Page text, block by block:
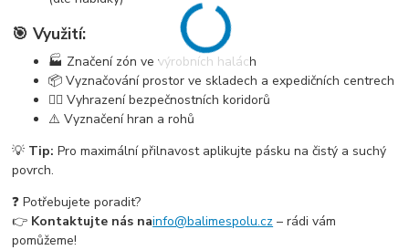
🎯 Využití:
🏭 Značení zón ve výrobních halách
📦 Vyznačování prostor ve skladech a expedičních centrech
🚶‍♂️ Vyhrazení bezpečnostních koridorů
⚠️ Vyznačení hran a rohů
💡 Tip: Pro maximální přilnavost aplikujte pásku na čistý a suchý
povrch.
❓ Potřebujete poradit?
👉 Kontaktujte nás nainfo@balimespolu.cz – rádi vám
pomůžeme!